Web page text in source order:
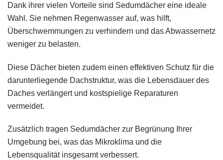
Dank ihrer vielen Vorteile sind Sedumdächer eine ideale
Wahl. Sie nehmen Regenwasser auf, was hilft,
Überschwemmungen zu verhindern und das Abwassernetz
weniger zu belasten.
Diese Dächer bieten zudem einen effektiven Schutz für die
darunterliegende Dachstruktur, was die Lebensdauer des
Daches verlängert und kostspielige Reparaturen
vermeidet.
Zusätzlich tragen Sedumdächer zur Begrünung Ihrer
Umgebung bei, was das Mikroklima und die
Lebensqualität insgesamt verbessert.